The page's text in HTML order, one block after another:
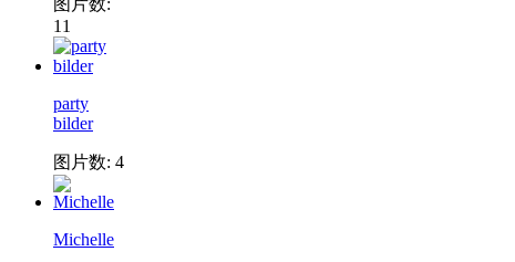
11
party
bilder
图片数: 4
Michelle